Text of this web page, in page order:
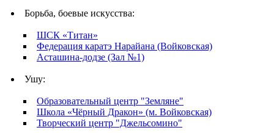
Борьба, боевые искусства:
ШСК «Титан»
Федерация каратэ Нарайана (Войковская)
Асташина-додзе (Зал №1)
Ушу:
Образовательный центр "Земляне"
Школа «Чёрный Дракон» (м. Войковская)
Творческий центр "Джельсомино"